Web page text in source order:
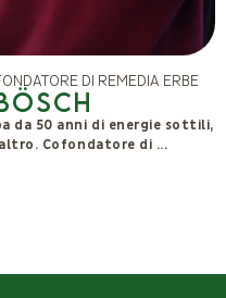
DI REMEDIA ERBE
da 50 anni di energie sottili,
Cofondatore di